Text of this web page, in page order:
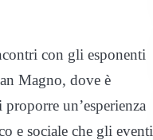
con gli esponenti
Magno, dove è
un’esperienza
e sociale che gli eventi